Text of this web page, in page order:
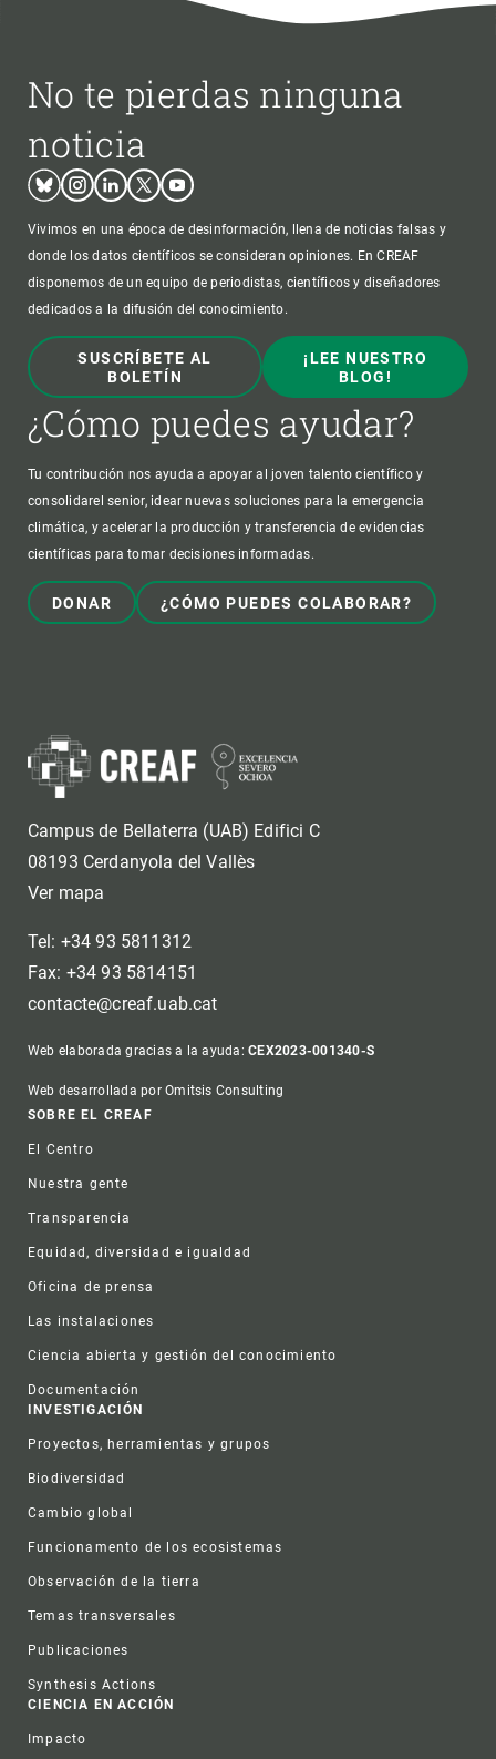
No te pierdas ninguna
noticia
BlueskyInstagram
LinkedinTwitterYoutube
Vivimos en una época de desinformación, llena de noticias falsas y
donde los datos científicos se consideran opiniones. En CREAF
disponemos de un equipo de periodistas, científicos y diseñadores
dedicados a la difusión del conocimiento.
SUSCRÍBETE AL
BOLETÍN
¡LEE NUESTRO
BLOG!
¿Cómo puedes ayudar?
Tu contribución nos ayuda a apoyar al joven talento científico y
consolidarel senior, idear nuevas soluciones para la emergencia
climática, y acelerar la producción y transferencia de evidencias
científicas para tomar decisiones informadas.
DONAR ¿CÓMO PUEDES COLABORAR?
Campus de Bellaterra (UAB) Edifici C
08193 Cerdanyola del Vallès
Ver mapa
Tel: +34 93 5811312
Fax: +34 93 5814151
contacte@creaf.uab.cat
Web elaborada gracias a la ayuda:CEX2023-001340-S
Web desarrollada por Omitsis Consulting
Footer
SOBRE EL CREAF
El Centro
Nuestra gente
Transparencia
Equidad, diversidad e igualdad
Oficina de prensa
Las instalaciones
Ciencia abierta y gestión del conocimiento
Documentación
INVESTIGACIÓN
Proyectos, herramientas y grupos
Biodiversidad
Cambio global
Funcionamento de los ecosistemas
Observación de la tierra
Temas transversales
Publicaciones
Synthesis Actions
CIENCIA EN ACCIÓN
Impacto